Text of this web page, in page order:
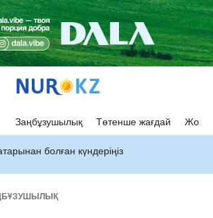
Заңбұзушылық Төтенше жағдай Жол
болған күндеріңіз